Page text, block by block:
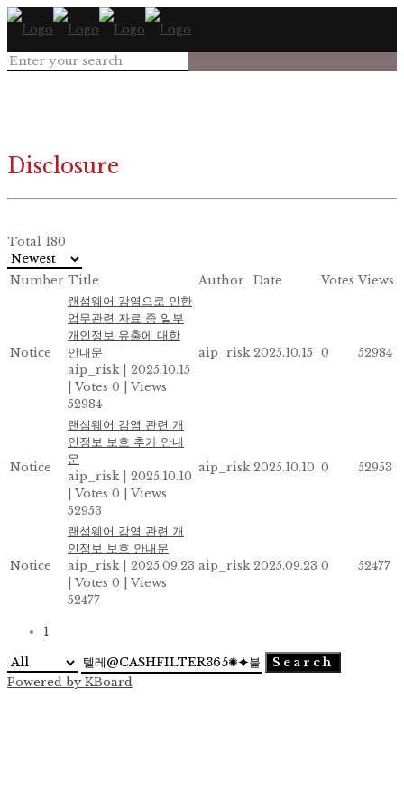
Disclosure
Total 180
Number Title Author Date Votes Views
Notice
랜섬웨어 감염으로 인한
업무관련 자료 중 일부
개인정보 유출에 대한
안내문
aip_risk
2025.10.15
Votes 0
Views
52984
aip_risk 2025.10.15 0 52984
Notice
랜섬웨어 감염 관련 개
인정보 보호 추가 안내
문
aip_risk
2025.10.10
Votes 0
Views
52953
aip_risk 2025.10.10 0 52953
Notice
랜섬웨어 감염 관련 개
인정보 보호 안내문
aip_risk
2025.09.23
Votes 0
Views
52477
aip_risk 2025.09.23 0 52477
1
Search
Powered by KBoard